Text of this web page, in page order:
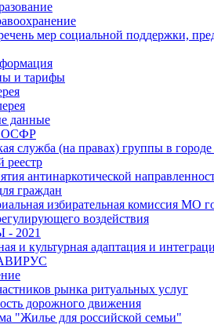
мер социальной поддержки,
и тарифы
данные
ОСФР
служба (на правах) группы в
реестр
антинаркотической
граждан
избирательная комиссия МО
воздействия
2021
и культурная адаптация и
рынка ритуальных услуг
дорожного движения
"Жилье для российской семьи"